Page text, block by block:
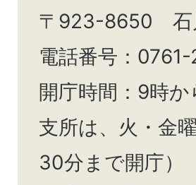
〒923-8650 石
電話番号：
開庁時間：9時
支所は、火・金
30分まで開庁）